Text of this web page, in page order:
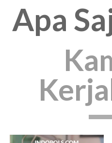
Apa